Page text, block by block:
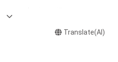
Translate(AI)